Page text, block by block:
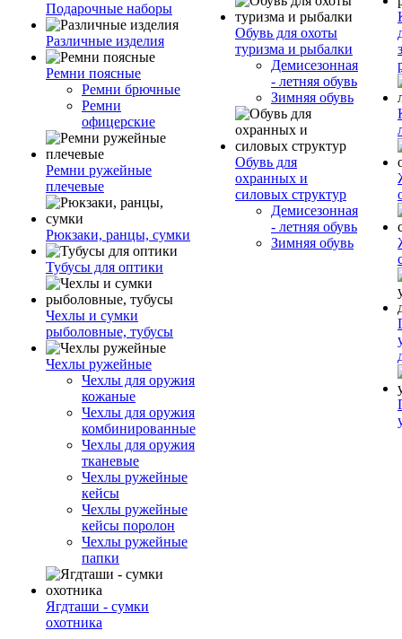
Подарочные наборы
Различные изделия
Ремни поясные
Ремни брючные
Ремни
офицерские
Ремни ружейные
плечевые
Рюкзаки, ранцы, сумки
Тубусы для оптики
Чехлы и сумки
рыболовные, тубусы
Чехлы ружейные
Чехлы для оружия
кожаные
Чехлы для оружия
комбинированные
Чехлы для оружия
тканевые
Чехлы ружейные
кейсы
Чехлы ружейные
кейсы поролон
Чехлы ружейные
папки
Ягдташи - сумки
охотника
Обувь для охоты
туризма и рыбалки
Демисезонная
- летняя обувь
Зимняя обувь
Обувь для
охранных и
силовых структур
Демисезонная
- летняя обувь
Зимняя обувь